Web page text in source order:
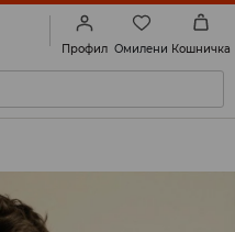
Профил Омилени Кошничка